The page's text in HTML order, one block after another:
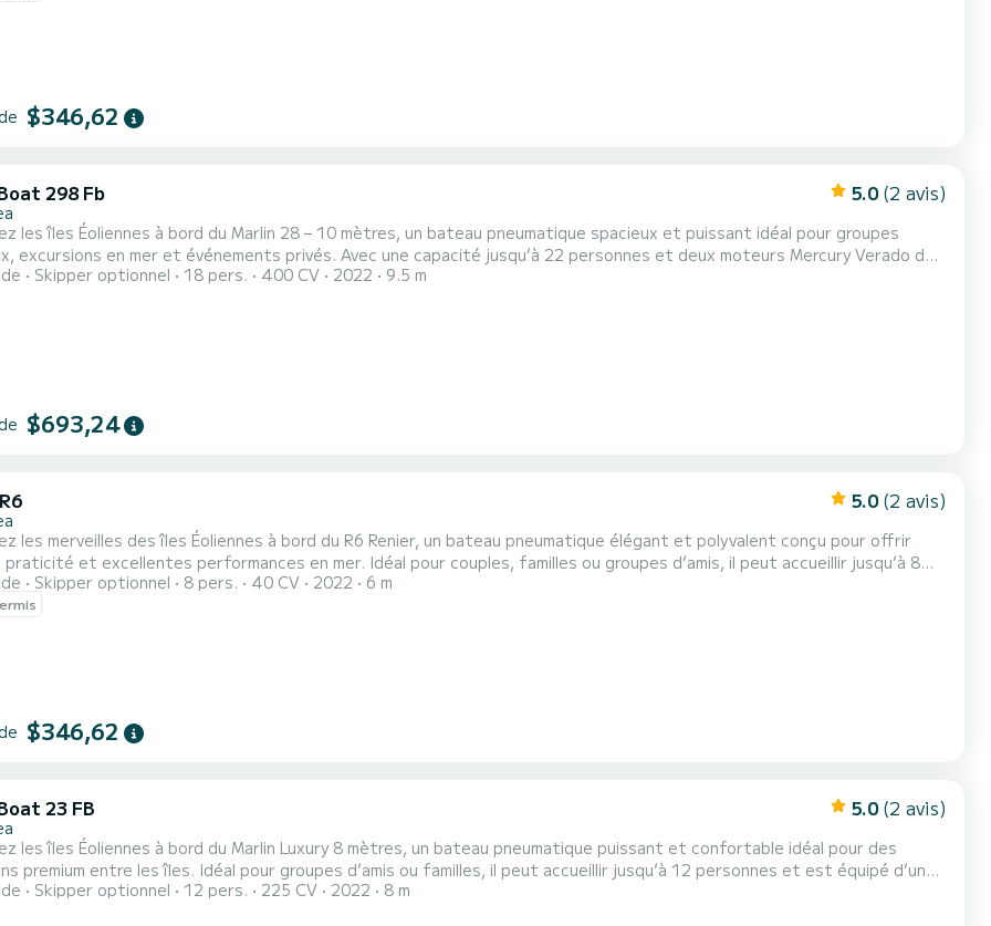
$346,62
298 Fb 5.0 (2 avis)
les îles Éoliennes à bord du Marlin 28 – 10 mètres, un bateau pneumatique spacieux et puissant idéal pour groupes
en mer et événements privés. Avec une capacité jusqu’à 22 personnes et deux moteurs Mercury Verado de
une navigation confortable entre Panarea, Stromboli et les plus belles baies de l’archipel. Les grands bains de
Skipper optionnel 18 pers. 400 CV 2022 9.5 m
$693,24
5.0 (2 avis)
les merveilles des îles Éoliennes à bord du R6 Renier, un bateau pneumatique élégant et polyvalent conçu pour offrir
performances en mer. Idéal pour couples, familles ou groupes d’amis, il peut accueillir jusqu’à 8
peut être piloté sans permis bateau grâce au moteur Yamaha 40/70 CV. L’un des points forts du R6 Renier est son
de soleil arrière modulable, pouvant accueillir confortablement jusqu’à quatre adultes. Grâce à son sy...
Skipper optionnel 8 pers. 40 CV 2022 6 m
$346,62
23 FB 5.0 (2 avis)
les îles Éoliennes à bord du Marlin Luxury 8 mètres, un bateau pneumatique puissant et confortable idéal pour des
pour groupes d’amis ou familles, il peut accueillir jusqu’à 12 personnes et est équipé d’un
de 225 CV, garantissant une navigation fluide entre Panarea, Stromboli et les plus belles baies de l’archipel. Les
Skipper optionnel 12 pers. 225 CV 2022 8 m